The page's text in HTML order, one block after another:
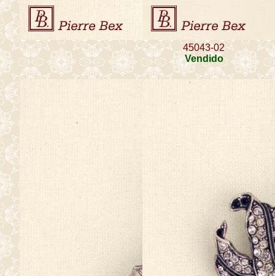
45043-02
Vendido